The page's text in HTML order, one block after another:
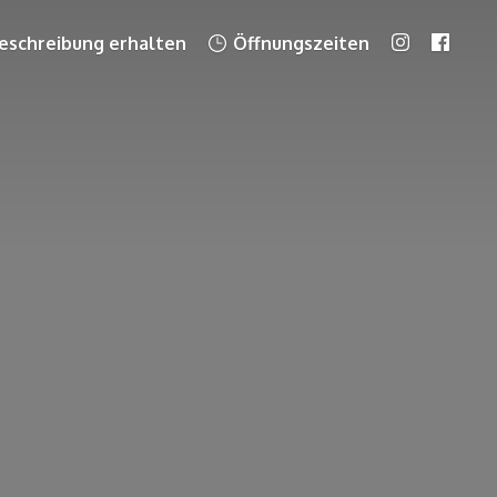
erhalten Öffnungszeiten